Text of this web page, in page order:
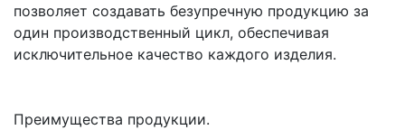
позволяет создавать безупречную продукцию за
один производственный цикл, обеспечивая
исключительное качество каждого изделия.
Преимущества продукции.